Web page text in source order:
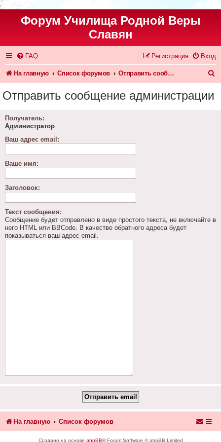
Форум Училища Родной Веры
Славян
FAQ Вход
Регистрация
На главную Список форумов Отправить сообщение администрации
Отправить сообщение администрации
Получатель:
Администратор
Ваш адрес email:
Ваше имя:
Заголовок:
Текст сообщения:
Сообщение будет отправлено в виде простого текста, не включайте в
него HTML или BBCode. В качестве обратного адреса будет
показываться ваш адрес email.
На главную Список форумов
Создано на основе phpBB® Forum Software © phpBB Limited